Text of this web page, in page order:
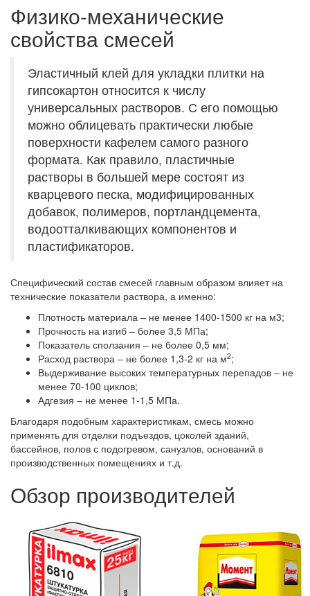
Физико-механические
свойства смесей
Эластичный клей для укладки плитки на
гипсокартон относится к числу
универсальных растворов. С его помощью
можно облицевать практически любые
поверхности кафелем самого разного
формата. Как правило, пластичные
растворы в большей мере состоят из
кварцевого песка, модифицированных
добавок, полимеров, портландцемента,
водоотталкивающих компонентов и
пластификаторов.
Специфический состав смесей главным образом влияет на
технические показатели раствора, а именно:
Плотность материала – не менее 1400-1500 кг на м3;
Прочность на изгиб – более 3,5 МПа;
Показатель сползания – не более 0,5 мм;
Расход раствора – не более 1,3-2 кг на м2;
Выдерживание высоких температурных перепадов – не
менее 70-100 циклов;
Адгезия – не менее 1-1,5 МПа.
Благодаря подобным характеристикам, смесь можно
применять для отделки подъездов, цоколей зданий,
бассейнов, полов с подогревом, санузлов, оснований в
производственных помещениях и т.д.
Обзор производителей